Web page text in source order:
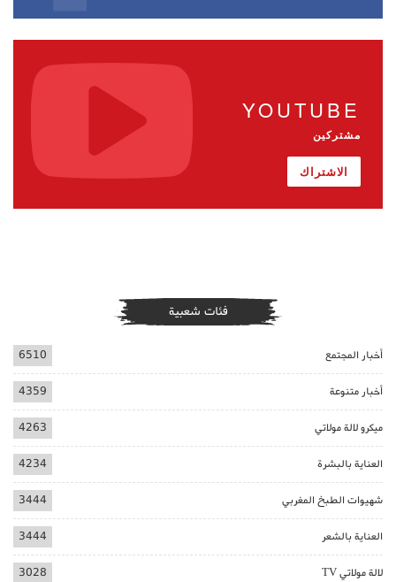
YOUTUBE
مشتركين
الاشتراك
فئات شعبية
أخبار المجتمع 6510
أخبار متنوعة 4359
ميكرو لالة مولاتي 4263
العناية بالبشرة 4234
شهيوات الطبخ المغربي 3444
العناية بالشعر 3444
لالة مولاتي TV 3028